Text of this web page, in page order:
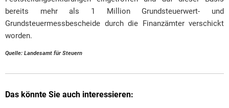
bereits mehr als 1 Million Grundsteuerwert- und
Grundsteuermessbescheide durch die Finanzämter verschickt
worden.
Quelle: Landesamt für Steuern
Das könnte Sie auch interessieren: